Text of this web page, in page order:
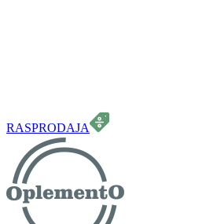
RASPRODAJA